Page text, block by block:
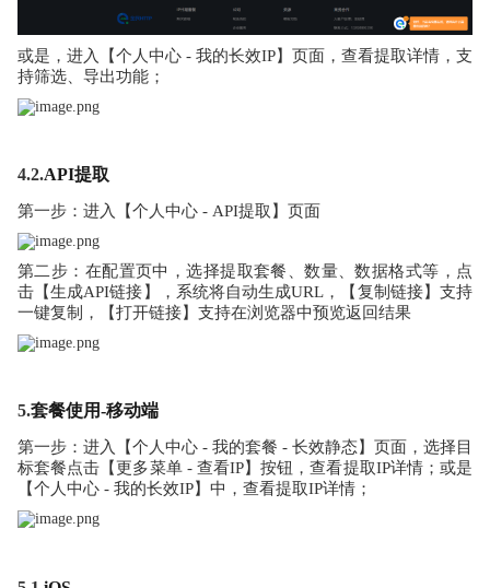
或是，进入【个人中心 - 我的长效IP】页面，查看提取详情，支
持筛选、导出功能；
4.2.API提取
第一步：进入【个人中心 - API提取】页面
第二步：在配置页中，选择提取套餐、数量、数据格式等，点
击【生成API链接】，系统将自动生成URL，【复制链接】支持
一键复制，【打开链接】支持在浏览器中预览返回结果
5.套餐使用-移动端
第一步：进入【个人中心 - 我的套餐 - 长效静态】页面，选择目
标套餐点击【更多菜单 - 查看IP】按钮，查看提取IP详情；或是
【个人中心 - 我的长效IP】中，查看提取IP详情；